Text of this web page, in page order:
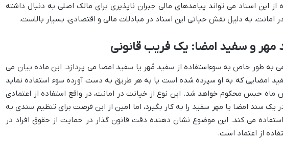
این اسناد می تواند پیامدهای مالی جبران ناپذیری برای مالک اصلی به دنبال داشته
به دلیل نقش حیاتی این اسناد در مبادلات مالی و اقتصادی، بسیار بالاست.
مهر و سفید امضا: یک فریب قانونی
اسلامی به طور خاص به سوءاستفاده از سفید مُهر یا سفید امضا می پردازد. این ماده بیان می
امضایی که به او سپرده شده است یا به هر طریق به دست آورده سوء استفاده نماید
حبس محکوم خواهد شد. این نوع از خیانت در امانت، در واقع استفاده از اعتمادی
سند امضا یا مهر سفید را به کار بگیرد، اما امین از این فرصت برای تنظیم سندی به
می کند. این موضوع نشان دهنده دقت قانون گذار در حمایت از حقوق افراد در
از اعتماد است.